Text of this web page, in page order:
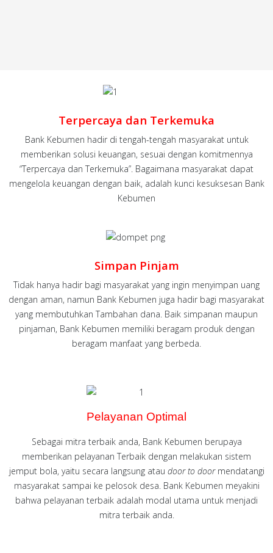
Terpercaya dan Terkemuka
Bank Kebumen hadir di tengah-tengah masyarakat untuk
memberikan solusi keuangan, sesuai dengan komitmennya
“Terpercaya dan Terkemuka”. Bagaimana masyarakat dapat
mengelola keuangan dengan baik, adalah kunci kesuksesan Bank
Kebumen
Simpan Pinjam
Tidak hanya hadir bagi masyarakat yang ingin menyimpan uang
dengan aman, namun Bank Kebumen juga hadir bagi masyarakat
yang membutuhkan Tambahan dana. Baik simpanan maupun
pinjaman, Bank Kebumen memiliki beragam produk dengan
beragam manfaat yang berbeda.
Pelayanan Optimal
Sebagai mitra terbaik anda, Bank Kebumen berupaya
memberikan pelayanan Terbaik dengan melakukan sistem
jemput bola, yaitu secara langsung atau door to door mendatangi
masyarakat sampai ke pelosok desa. Bank Kebumen meyakini
bahwa pelayanan terbaik adalah modal utama untuk menjadi
mitra terbaik anda.